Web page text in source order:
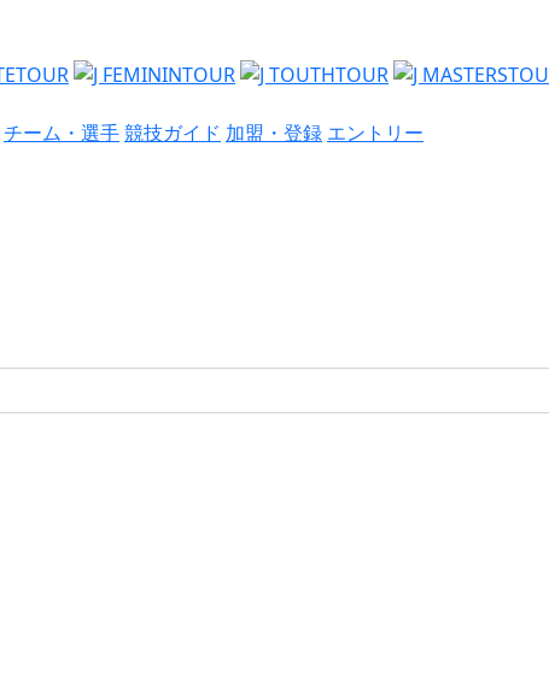
チーム・選手競技ガイド 加盟・登録 エントリー